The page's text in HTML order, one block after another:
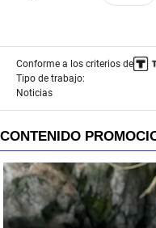
Conforme a los criterios de
Tipo de trabajo:
Noticias